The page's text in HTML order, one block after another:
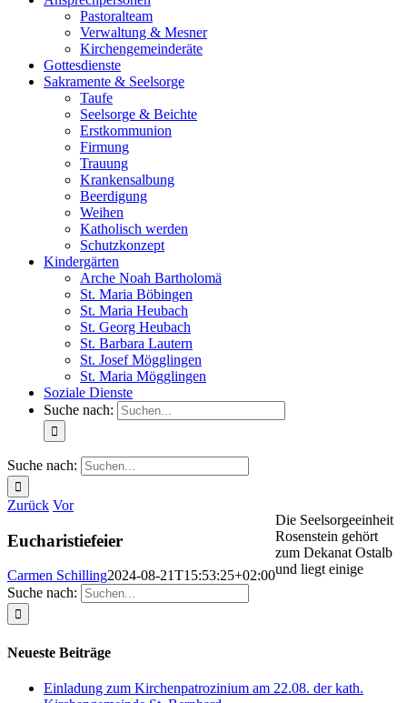
Pastoralteam
Verwaltung & Mesner
Kirchengemeinderäte
Gottesdienste
Sakramente & Seelsorge
Taufe
Seelsorge & Beichte
Erstkommunion
Firmung
Trauung
Krankensalbung
Beerdigung
Weihen
Katholisch werden
Schutzkonzept
Kindergärten
Arche Noah Bartholomä
St. Maria Böbingen
St. Maria Heubach
St. Georg Heubach
St. Barbara Lautern
St. Josef Mögglingen
St. Maria Mögglingen
Soziale Dienste
Suche nach:
Suche nach:
Zurück Vor
Eucharistiefeier
Carmen Schilling2024-08-21T15:53:25+02:00
Suche nach:
Neueste Beiträge
Einladung zum Kirchenpatrozinium am 22.08. der kath.
Die Seelsorgeeinheit
Rosenstein gehört
zum Dekanat Ostalb
und liegt einige